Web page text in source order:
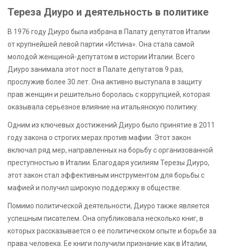
Тереза Диуро и деятельность в политике
В 1976 году Диуро была избрана в Палату депутатов Италии
от крупнейшей левой партии «Истина». Она стала самой
молодой женщиной-депутатом в истории Италии. Всего
Диуро занимала этот пост в Палате депутатов 9 раз,
прослужив более 30 лет. Она активно выступала в защиту
прав женщин и решительно боролась с коррупцией, которая
оказывала серьезное влияние на итальянскую политику.
Одним из ключевых достижений Диуро было принятие в 2011
году закона о строгих мерах против мафии. Этот закон
включал ряд мер, направленных на борьбу с организованной
преступностью в Италии. Благодаря усилиям Терезы Диуро,
этот закон стал эффективным инструментом для борьбы с
мафией и получил широкую поддержку в обществе.
Помимо политической деятельности, Диуро также является
успешным писателем. Она опубликовала несколько книг, в
которых рассказывается о ее политическом опыте и борьбе за
права человека. Ее книги получили признание как в Италии,